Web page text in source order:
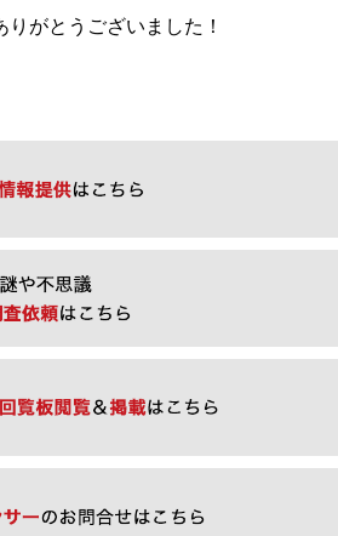
がとうございました！